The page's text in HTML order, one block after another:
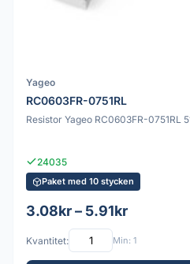
Yageo
RC0603FR-0751RL
Resistor Yageo RC0603FR-0751RL
24035
Paket med 10 stycken
3.08kr – 5.91kr
Kvantitet: Min: 1